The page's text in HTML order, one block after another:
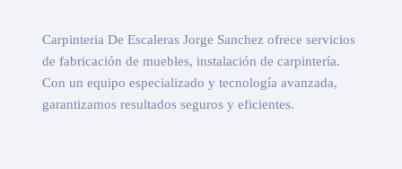
Carpinteria De Escaleras Jorge Sanchez ofrece servicios
de fabricación de muebles, instalación de carpintería.
Con un equipo especializado y tecnología avanzada,
garantizamos resultados seguros y eficientes.